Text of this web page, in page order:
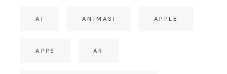
AI ANIMASI APPLE
APPS AR